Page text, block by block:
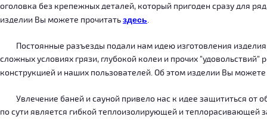
оголовка без крепежных деталей, который пригоден сразу для
изделии Вы можете прочитатьздесь.
Постоянные разъезды подали нам идею изготовления
сложных условиях грязи, глубокой колеи и прочих
конструкцией и наших пользователей. Об этом изделии Вы
Увлечение баней и сауной привело нас к идее защититься от
по сути является гибкой теплоизолирующей и теплорасивающей